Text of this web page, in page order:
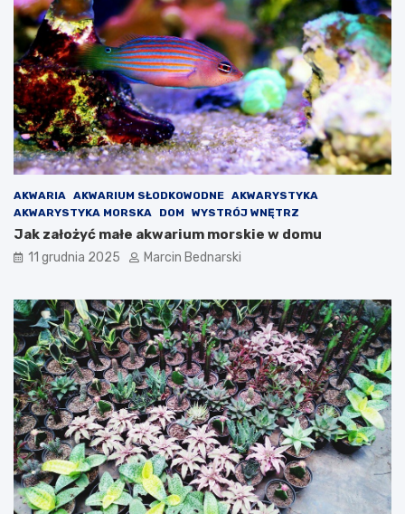
AKWARIA AKWARIUM SŁODKOWODNE AKWARYSTYKA
AKWARYSTYKA MORSKA
DOM WYSTRÓJ WNĘTRZ
Jak założyć małe akwarium morskie w domu
11 grudnia 2025 Marcin Bednarski